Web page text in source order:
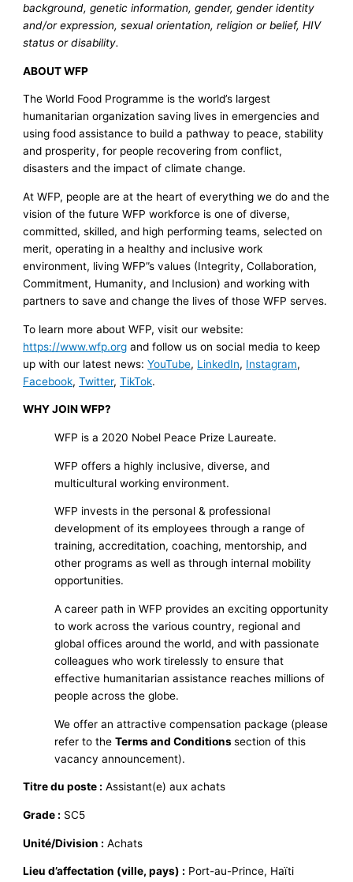
background, genetic information, gender, gender identity
and/or expression, sexual orientation, religion or belief, HIV
status or disability.
ABOUT WFP
The World Food Programme is the world’s largest
humanitarian organization saving lives in emergencies and
using food assistance to build a pathway to peace, stability
and prosperity, for people recovering from conflict,
disasters and the impact of climate change.
At WFP, people are at the heart of everything we do and the
vision of the future WFP workforce is one of diverse,
committed, skilled, and high performing teams, selected on
merit, operating in a healthy and inclusive work
environment, living WFP”s values (Integrity, Collaboration,
Commitment, Humanity, and Inclusion) and working with
partners to save and change the lives of those WFP serves.
To learn more about WFP, visit our website:
https://www.wfp.org and follow us on social media to keep
up with our latest news:YouTube, LinkedIn, Instagram,
Facebook,Twitter,TikTok.
WHY JOIN WFP?
WFP is a 2020 Nobel Peace Prize Laureate.
WFP offers a highly inclusive, diverse, and
multicultural working environment.
WFP invests in the personal & professional
development of its employees through a range of
training, accreditation, coaching, mentorship, and
other programs as well as through internal mobility
opportunities.
A career path in WFP provides an exciting opportunity
to work across the various country, regional and
global offices around the world, and with passionate
colleagues who work tirelessly to ensure that
effective humanitarian assistance reaches millions of
people across the globe.
We offer an attractive compensation package (please
refer to theTerms and Conditionssection of this
vacancy announcement).
Titre du poste : Assistant(e) aux achats
Grade : SC5
Unité/Division : Achats
Lieu d’affectation (ville, pays) : Port-au-Prince, Haïti